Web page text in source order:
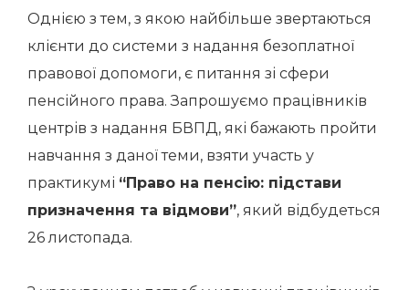
Однією з тем, з якою найбільше звертаються
клієнти до системи з надання безоплатної
правової допомоги, є питання зі сфери
пенсійного права. Запрошуємо працівників
центрів з надання БВПД, які бажають пройти
навчання з даної теми, взяти участь у
практикумі “Право на пенсію: підстави
призначення та відмови”, який відбудеться
26 листопада.